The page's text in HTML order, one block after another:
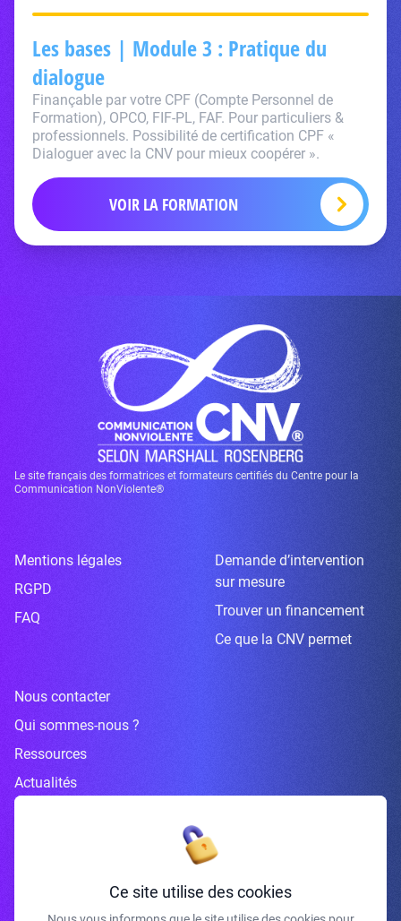
Les bases | Module 3 : Pratique du
dialogue
Finançable par votre CPF (Compte Personnel de
Formation), OPCO, FIF-PL, FAF. Pour particuliers &
professionnels. Possibilité de certification CPF «
Dialoguer avec la CNV pour mieux coopérer ».
VOIR LA FORMATION
Le site français des formatrices et formateurs certifiés du Centre pour la
Communication NonViolente®
Mentions légales
RGPD
FAQ
Demande d’intervention
sur mesure
Trouver un financement
Ce que la CNV permet
Nous contacter
Qui sommes-nous ?
Ressources
Actualités
Inscrivez-vous à la newsletter
Ce site utilise des cookies